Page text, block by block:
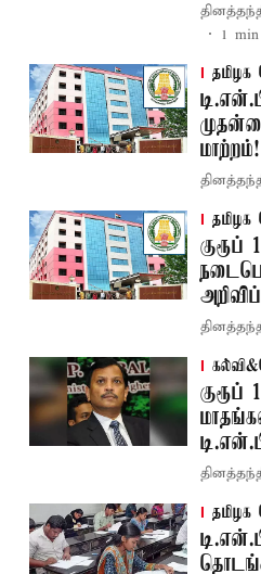
1
தமிழக
மாற்றம்!
தமிழக
குரூப்
குரூப்
தமிழக